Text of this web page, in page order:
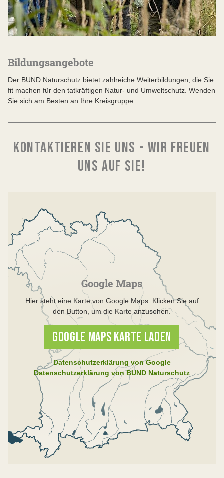
Bildungsangebote
Der BUND Naturschutz bietet zahlreiche Weiterbildungen, die Sie
fit machen für den tatkräftigen Natur- und Umweltschutz. Wenden
Sie sich am Besten an Ihre Kreisgruppe.
KONTAKTIEREN SIE UNS - WIR FREUEN
UNS AUF SIE!
Google Maps
Hier steht eine Karte von Google Maps. Klicken Sie auf
den Button, um die Karte anzusehen.
GOOGLE MAPS KARTE LADEN
Datenschutzerklärung von Google
Datenschutzerklärung von BUND Naturschutz